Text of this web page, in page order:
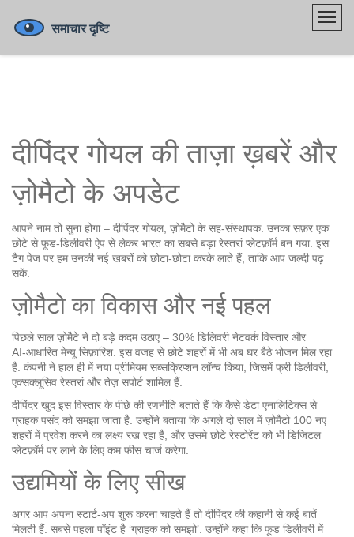
दीपिंदर गोयल की ताज़ा ख़बरें और
ज़ोमैटो के अपडेट
आपने नाम तो सुना होगा – दीपिंदर गोयल, ज़ोमैटो के सह-संस्थापक. उनका सफ़र एक
छोटे से फूड‑डिलीवरी ऐप से लेकर भारत का सबसे बड़ा रेस्तरां प्लेटफ़ॉर्म बन गया. इस
टैग पेज पर हम उनकी नई खबरों को छोटा-छोटा करके लाते हैं, ताकि आप जल्दी पढ़
सकें.
ज़ोमैटो का विकास और नई पहल
पिछले साल ज़ोमैटे ने दो बड़े कदम उठाए – 30% डिलिवरी नेटवर्क विस्तार और
AI‑आधारित मेन्यू सिफ़ारिश. इस वजह से छोटे शहरों में भी अब घर बैठे भोजन मिल रहा
है. कंपनी ने हाल ही में नया प्रीमियम सब्सक्रिप्शन लॉन्च किया, जिसमें फ्री डिलीवरी,
एक्सक्लूसिव रेस्तरां और तेज़ सपोर्ट शामिल हैं.
दीपिंदर खुद इस विस्तार के पीछे की रणनीति बताते हैं कि कैसे डेटा एनालिटिक्स से
ग्राहक पसंद को समझा जाता है. उन्होंने बताया कि अगले दो साल में ज़ोमैटो 100 नए
शहरों में प्रवेश करने का लक्ष्य रख रहा है, और उसमे छोटे रेस्टोरेंट को भी डिजिटल
प्लेटफ़ॉर्म पर लाने के लिए कम फीस चार्ज करेगा.
उद्यमियों के लिए सीख
अगर आप अपना स्टार्ट‑अप शुरू करना चाहते हैं तो दीपिंदर की कहानी से कई बातें
मिलती हैं. सबसे पहला पॉइंट है ‘ग्राहक को समझो’. उन्होंने कहा कि फूड डिलीवरी में